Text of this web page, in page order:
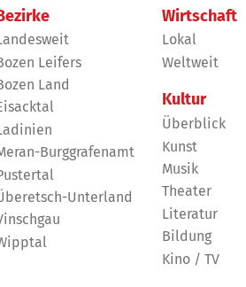
Leifers
Land
Burggrafenamt
Unterland
Wirtschaft
Lokal
Weltweit
Kultur
Überblick
Kunst
Musik
Theater
Literatur
Bildung
Kino / TV